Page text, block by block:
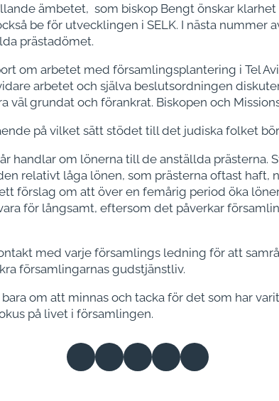
ämbetet, som biskop Bengt önskar klarhet
be för utvecklingen i SELK. I nästa nummer
prästadömet.
om arbetet med församlingsplantering i Tel
arbetet och själva beslutsordningen
väl grundat och förankrat. Biskopen och
på vilket sätt stödet till det judiska folket
handlar om lönerna till de anställda prästerna.
relativt låga lönen, som prästerna oftast haft,
förslag om att över en femårig period öka
för långsamt, eftersom det påverkar
med varje församlings ledning för att
församlingarnas gudstjänstliv.
om att minnas och tacka för det som har
på livet i församlingen.